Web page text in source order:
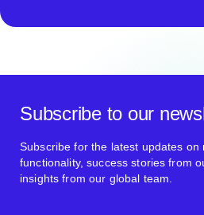
Subscribe to our
Subscribe for the latest updates on
functionality, success stories from
insights from our global team.